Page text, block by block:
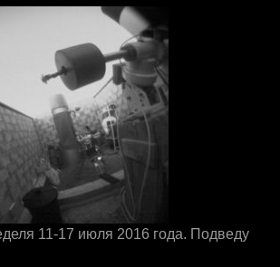
11-17 июля 2016 года. Подведу